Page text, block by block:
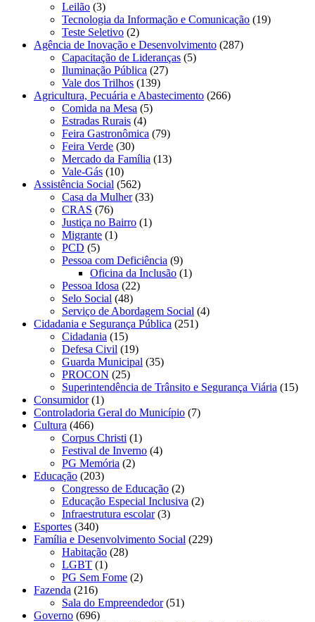
Leilão (3)
Tecnologia da Informação e Comunicação (19)
Teste Seletivo (2)
Agência de Inovação e Desenvolvimento (287)
Capacitação de Lideranças (5)
Iluminação Pública (27)
Vale dos Trilhos (139)
Agricultura, Pecuária e Abastecimento (266)
Comida na Mesa (5)
Estradas Rurais (4)
Feira Gastronômica (79)
Feira Verde (30)
Mercado da Família (13)
Vale-Gás (10)
Assistência Social (562)
Casa da Mulher(33)
CRAS (76)
Justiça no Bairro (1)
Migrante (1)
PCD (5)
Pessoa com Deficiência (9)
Oficina da Inclusão (1)
Pessoa Idosa (22)
Selo Social (48)
Serviço de Abordagem Social (4)
Cidadania e Segurança Pública (251)
Cidadania (15)
Defesa Civil (19)
Guarda Municipal (35)
PROCON (25)
Superintendência de Trânsito e Segurança Viária (15)
Consumidor(1)
Controladoria Geral do Município (7)
Cultura (466)
Corpus Christi (1)
Festival de Inverno (4)
PG Memória (2)
Educação (203)
Congresso de Educação (2)
Educação Especial Inclusiva (2)
Infraestrutura escolar(3)
Esportes (340)
Família e Desenvolvimento Social (229)
Habitação (28)
LGBT (1)
PG Sem Fome (2)
Fazenda (216)
Sala do Empreendedor(51)
Governo (696)